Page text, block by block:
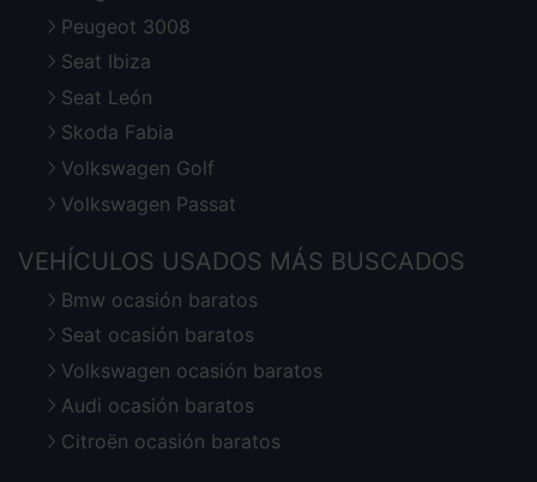
Peugeot 3008
Seat Ibiza
Seat León
Skoda Fabia
Volkswagen Golf
Volkswagen Passat
VEHÍCULOS USADOS MÁS BUSCADOS
Bmw ocasión baratos
Seat ocasión baratos
Volkswagen ocasión baratos
Audi ocasión baratos
Citroën ocasión baratos